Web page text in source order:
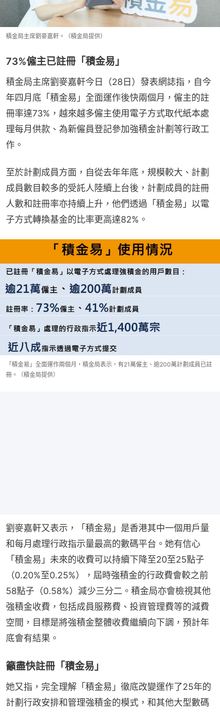
積金局主席劉麥嘉軒。（積金局提供）
73%僱主已註冊「積金易」
積金局主席劉麥嘉軒今日（28日）發表網誌指，自今
年四月底「積金易」全面運作後快兩個月，僱主的註
冊率達73%，越來越多僱主使用電子方式取代紙本處
理每月供款、為新僱員登記參加強積金計劃等行政工
作。
至於計劃成員方面，自從去年年底，規模較大、計劃
成員數目較多的受託人陸續上台後，計劃成員的註冊
人數和註冊率亦持續上升，他們透過「積金易」以電
子方式轉換基金的比率更高達82%。
「積金易」全面運作兩個月，積金局表示，有21萬僱主、逾200萬計劃成員已註
冊。（積金局提供）
劉麥嘉軒又表示，「積金易」是香港其中一個用戶量
和每月處理行政指示量最高的數碼平台。她有信心
「積金易」未來的收費可以持續下降至20至25點子
（0.20%至0.25%），屆時強積金的行政費會較之前
58點子（0.58%）減少三分二。積金局亦會檢視其他
強積金收費，包括成員服務費、投資管理費等的減費
空間，目標是將強積金整體收費繼續向下調，預計年
底會有結果。
籲盡快註冊「積金易」
她又指，完全理解「積金易」徹底改變運作了25年的
計劃行政安排和管理強積金的模式，和其他大型數碼